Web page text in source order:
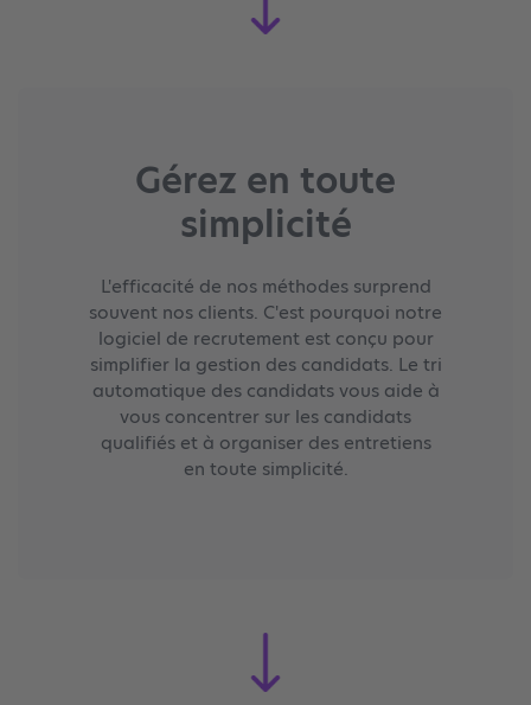
Gérez en toute
simplicité
L'efficacité de nos méthodes surprend
souvent nos clients. C'est pourquoi notre
logiciel de recrutement est conçu pour
simplifier la gestion des candidats. Le tri
automatique des candidats vous aide à
vous concentrer sur les candidats
qualifiés et à organiser des entretiens
en toute simplicité.